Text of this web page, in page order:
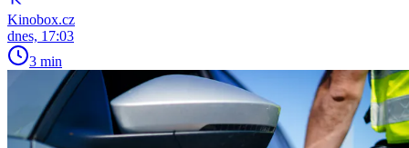
Kinobox.cz
dnes, 17:03
3 min